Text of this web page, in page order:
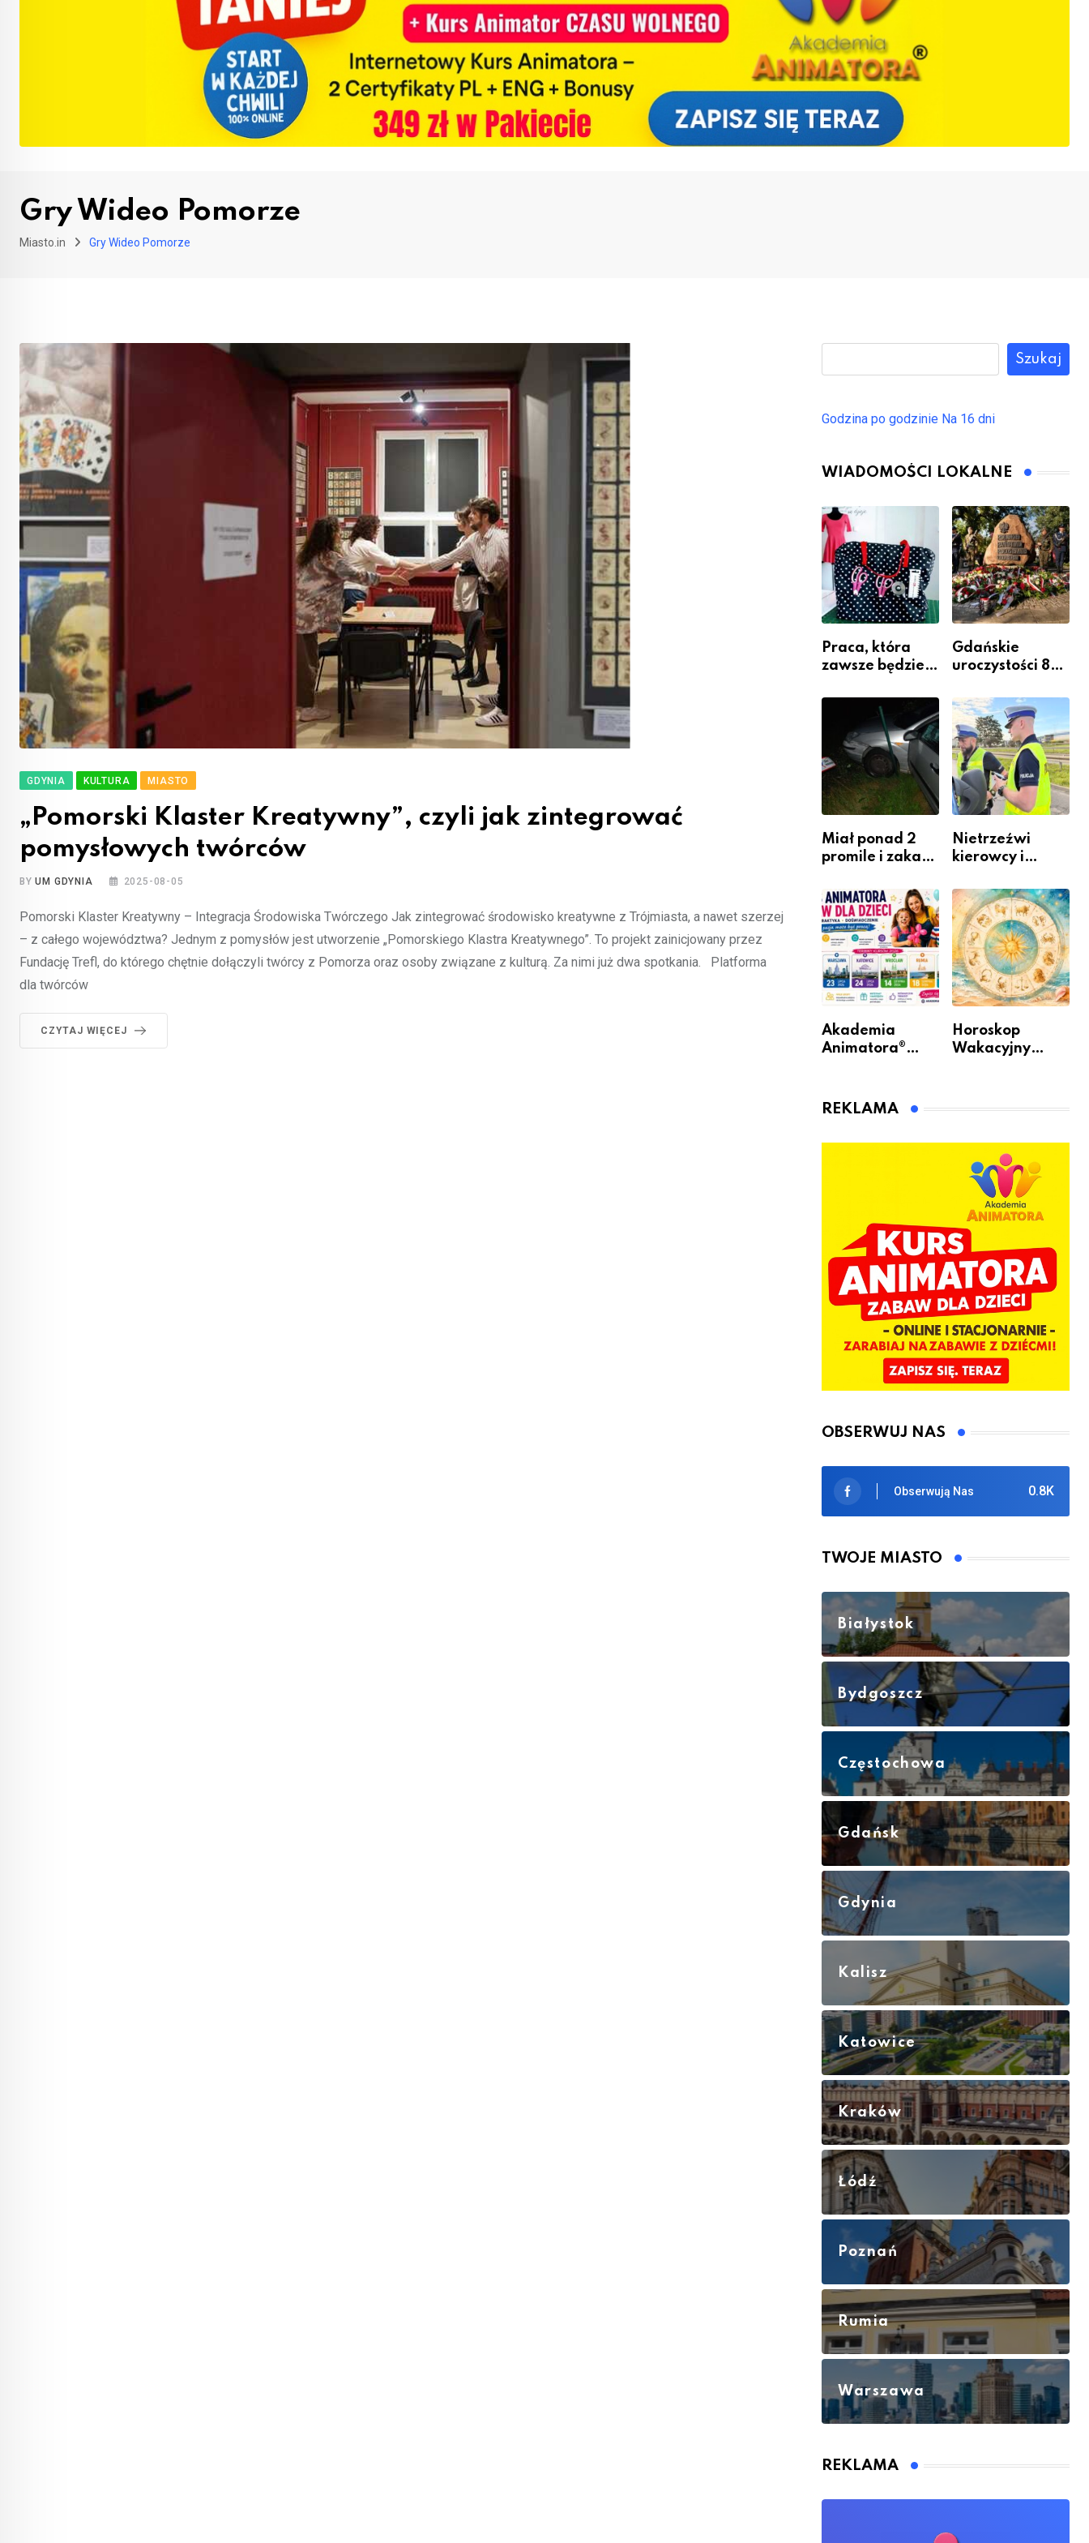
Gry Wideo Pomorze
Miasto.in Gry Wideo Pomorze
GDYNIA KULTURA MIASTO
„Pomorski Klaster Kreatywny”, czyli jak zintegrować
pomysłowych twórców
BYUM GDYNIA 2025-08-05
Pomorski Klaster Kreatywny – Integracja Środowiska Twórczego Jak zintegrować środowisko kreatywne z Trójmiasta, a nawet szerzej
– z całego województwa? Jednym z pomysłów jest utworzenie „Pomorskiego Klastra Kreatywnego”. To projekt zainicjowany przez
Fundację Trefl, do którego chętnie dołączyli twórcy z Pomorza oraz osoby związane z kulturą. Za nimi już dwa spotkania. Platforma
dla twórców
CZYTAJ WIĘCEJ
Szukaj
Godzina po godzinie Na 16 dni
WIADOMOŚCI LOKALNE
Praca, która
zawsze będzie
krawiectwo
zawodem
przyszłości i
gdzie się go
nauczyć?
Gdańskie
uroczystości 82.
wybuchu
Powstania
Warszawskiego
Miał ponad 2
promile i zakaz
to wsiadł za
kierownicę w
Bolszewie i
uderzył w
ogrodzenie
Nietrzeźwi
kierowcy i
Rumi i gminie
Łęczyce
Akademia
Animatora®
jeden cel –
Horoskop
Wakacyjny
REKLAMA
OBSERWUJ NAS
0.8K
Obserwują Nas
TWOJE MIASTO
Białystok
Bydgoszcz
Częstochowa
Gdańsk
Gdynia
Kalisz
Katowice
Kraków
Łódź
Poznań
Rumia
Warszawa
REKLAMA